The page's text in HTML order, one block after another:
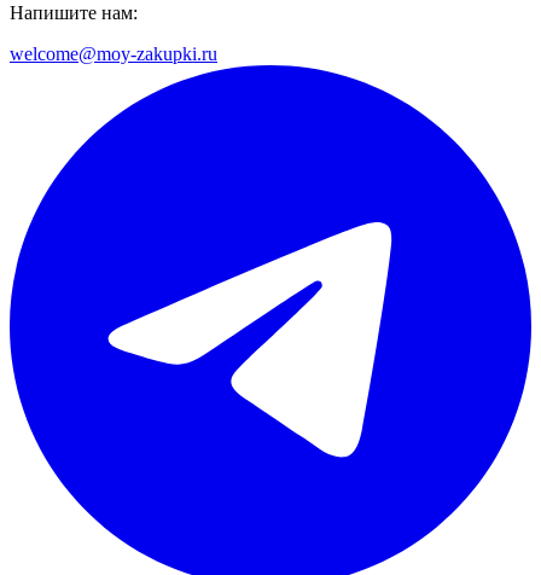
Напишите нам:
welcome@moy-zakupki.ru